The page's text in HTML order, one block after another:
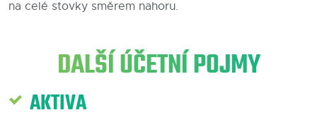
na celé stovky směrem nahoru.
DALŠÍ ÚČETNÍ POJMY
AKTIVA